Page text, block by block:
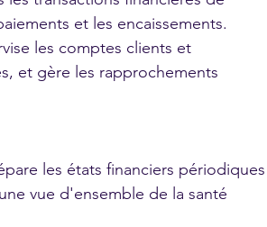
et les encaissements.
les comptes clients et
et gère les rapprochements
les états financiers périodiques
vue d'ensemble de la santé